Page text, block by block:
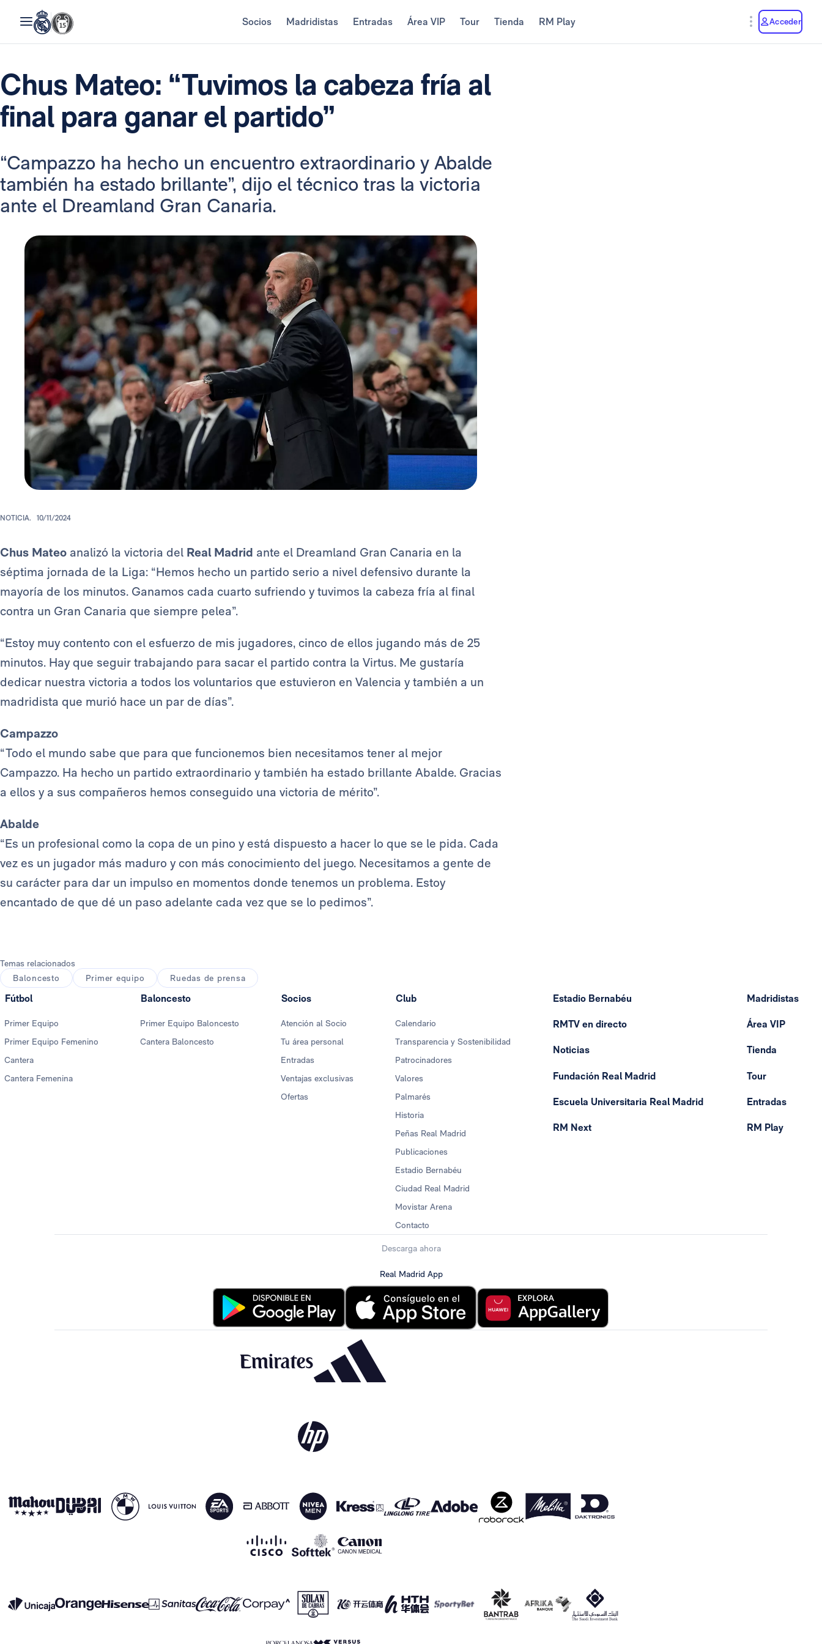
Socios Madridistas Entradas Área VIP Tour Tienda RM Play Acceder
Chus Mateo: “Tuvimos la cabeza fría al
final para ganar el partido”
“Campazzo ha hecho un encuentro extraordinario y Abalde
también ha estado brillante”, dijo el técnico tras la victoria
ante el Dreamland Gran Canaria.
NOTICIA. 10/11/2024
Chus Mateo analizó la victoria del Real Madrid ante el Dreamland Gran Canaria en la
séptima jornada de la Liga: “Hemos hecho un partido serio a nivel defensivo durante la
mayoría de los minutos. Ganamos cada cuarto sufriendo y tuvimos la cabeza fría al final
contra un Gran Canaria que siempre pelea”.
“Estoy muy contento con el esfuerzo de mis jugadores, cinco de ellos jugando más de 25
minutos. Hay que seguir trabajando para sacar el partido contra la Virtus. Me gustaría
dedicar nuestra victoria a todos los voluntarios que estuvieron en Valencia y también a un
madridista que murió hace un par de días”.
Campazzo
“Todo el mundo sabe que para que funcionemos bien necesitamos tener al mejor
Campazzo. Ha hecho un partido extraordinario y también ha estado brillante Abalde. Gracias
a ellos y a sus compañeros hemos conseguido una victoria de mérito”.
Abalde
“Es un profesional como la copa de un pino y está dispuesto a hacer lo que se le pida. Cada
vez es un jugador más maduro y con más conocimiento del juego. Necesitamos a gente de
su carácter para dar un impulso en momentos donde tenemos un problema. Estoy
encantado de que dé un paso adelante cada vez que se lo pedimos”.
Temas relacionados
Baloncesto
Primer equipo Ruedas de prensa
Fútbol
Primer Equipo
Primer Equipo Femenino
Cantera
Cantera Femenina
Baloncesto
Primer Equipo Baloncesto
Cantera Baloncesto
Socios
Atención al Socio
Tu área personal
Entradas
Ventajas exclusivas
Ofertas
Club
Calendario
Transparencia y Sostenibilidad
Patrocinadores
Valores
Palmarés
Historia
Peñas Real Madrid
Publicaciones
Estadio Bernabéu
Ciudad Real Madrid
Movistar Arena
Contacto
Estadio Bernabéu
RMTV en directo
Noticias
Fundación Real Madrid
Escuela Universitaria Real Madrid
RM Next
Madridistas
Área VIP
Tienda
Tour
Entradas
RM Play
Descarga ahora
Real Madrid App